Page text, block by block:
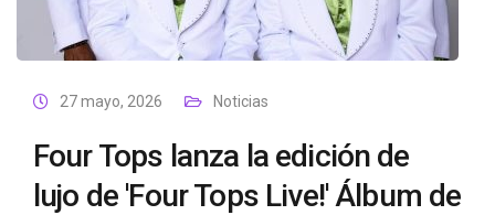
27 mayo, 2026 Noticias
Four Tops lanza la edición de
lujo de 'Four Tops Live!' Álbum de